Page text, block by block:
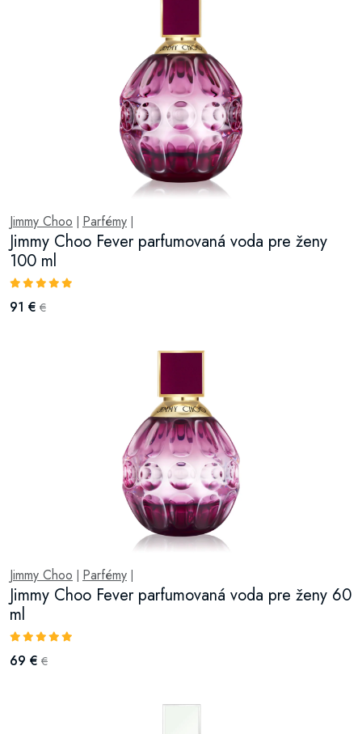
Jimmy Choo Parfémy
Jimmy Choo Fever parfumovaná voda pre ženy
100 ml
91 € €
Jimmy Choo Parfémy
Jimmy Choo Fever parfumovaná voda pre ženy 60
ml
69 € €